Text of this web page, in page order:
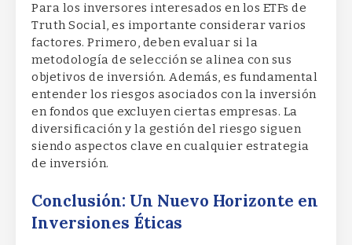
Para los inversores interesados en los ETFs de
Truth Social, es importante considerar varios
factores. Primero, deben evaluar si la
metodología de selección se alinea con sus
objetivos de inversión. Además, es fundamental
entender los riesgos asociados con la inversión
en fondos que excluyen ciertas empresas. La
diversificación y la gestión del riesgo siguen
siendo aspectos clave en cualquier estrategia
de inversión.
Conclusión: Un Nuevo Horizonte en
Inversiones Éticas